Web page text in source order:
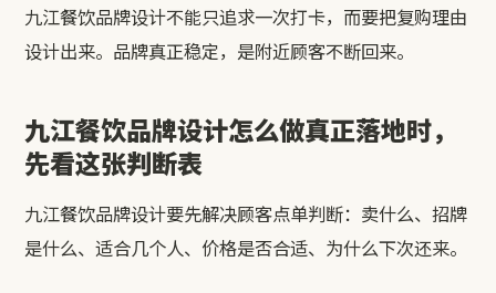
九江餐饮品牌设计不能只追求一次打卡，而要把复购理由
设计出来。品牌真正稳定，是附近顾客不断回来。
九江餐饮品牌设计怎么做真正落地时，
先看这张判断表
九江餐饮品牌设计要先解决顾客点单判断：卖什么、招牌
是什么、适合几个人、价格是否合适、为什么下次还来。